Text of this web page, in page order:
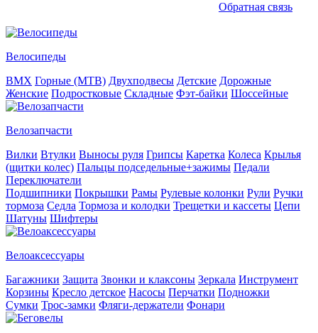
Обратная связь
Велосипеды
BMX Горные (MTB) Двухподвесы Детские Дорожные
Женские Подростковые Складные Фэт-байки Шоссейные
Велозапчасти
Вилки Втулки Выносы руля Грипсы Каретка Колеса Крылья
(щитки колес) Пальцы подседельные+зажимы Педали
Переключатели
Подшипники Покрышки Рамы Рулевые колонки Рули Ручки
тормоза Седла Тормоза и колодки Трещетки и кассеты Цепи
Шатуны Шифтеры
Велоаксессуары
Багажники Защита Звонки и клаксоны Зеркала Инструмент
Корзины Кресло детское Насосы Перчатки Подножки
Сумки Трос-замки Фляги-держатели Фонари